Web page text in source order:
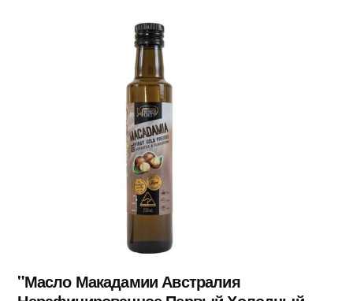
"Масло Макадамии Австралия